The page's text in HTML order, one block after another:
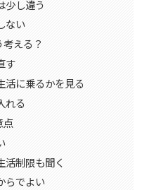
少し違う
ない
える？
す
活に乗るかを見る
れる
点
活制限も聞く
らでよい